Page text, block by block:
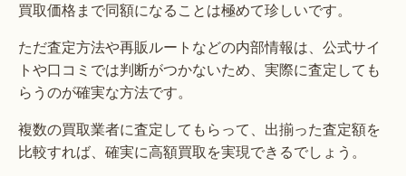
買取価格まで同額になることは極めて珍しいです。
ただ査定方法や再販ルートなどの内部情報は、公式サイ
トや口コミでは判断がつかないため、実際に査定しても
らうのが確実な方法です。
複数の買取業者に査定してもらって、出揃った査定額を
比較すれば、確実に高額買取を実現できるでしょう。